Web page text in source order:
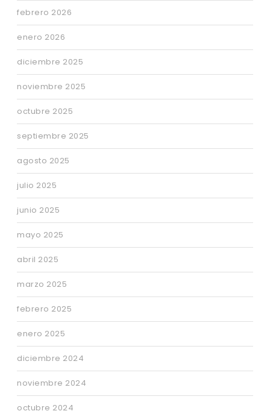
febrero 2026
enero 2026
diciembre 2025
noviembre 2025
octubre 2025
septiembre 2025
agosto 2025
julio 2025
junio 2025
mayo 2025
abril 2025
marzo 2025
febrero 2025
enero 2025
diciembre 2024
noviembre 2024
octubre 2024